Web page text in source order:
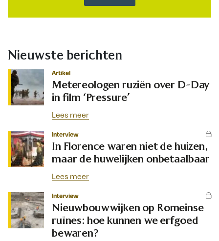
Nieuwste berichten
Artikel
Metereologen ruziën over D-Day
in film ‘Pressure’
Lees meer
Interview
In Florence waren niet de huizen,
maar de huwelijken onbetaalbaar
Lees meer
Interview
Nieuwbouwwijken op Romeinse
ruïnes: hoe kunnen we erfgoed
bewaren?